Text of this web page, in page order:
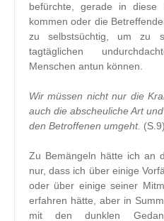
befürchte, gerade in
kommen oder die
zu selbstsüchtig, um zu
tagtäglichen
Menschen antun können.
Wir müssen nicht nur die
auch die abscheuliche Art
den Betroffenen umgeht. (S.9)
Zu Bemängeln hätte ich an
nur, dass ich über einige
oder über einige seiner
erfahren hätte, aber in
mit den dunklen